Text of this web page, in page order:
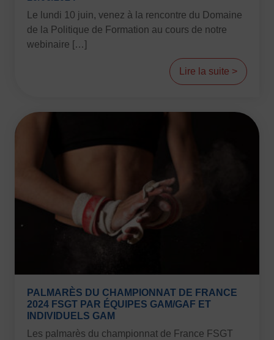
Le lundi 10 juin, venez à la rencontre du Domaine
de la Politique de Formation au cours de notre
webinaire […]
Lire la suite >
PALMARÈS DU CHAMPIONNAT DE FRANCE
2024 FSGT PAR ÉQUIPES GAM/GAF ET
INDIVIDUELS GAM
Les palmarès du championnat de France FSGT